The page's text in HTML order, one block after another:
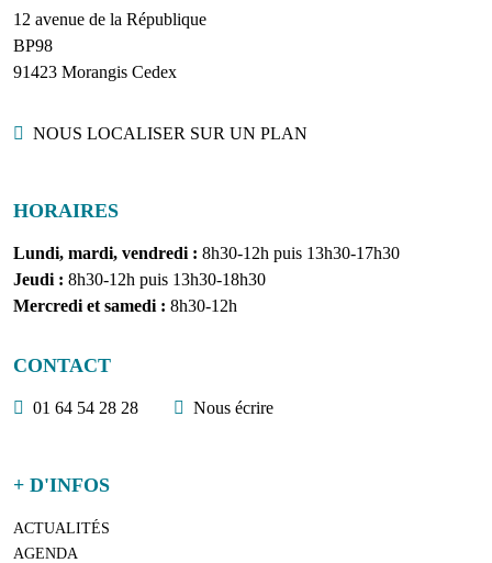
12 avenue de la République
BP98
91423 Morangis Cedex
Localisation
NOUS LOCALISER SUR UN PLAN
HORAIRES
Lundi, mardi, vendredi : 8h30-12h puis 13h30-17h30
Jeudi : 8h30-12h puis 13h30-18h30
Mercredi et samedi : 8h30-12h
CONTACT
01 64 54 28 28 Nous écrire
+ D'INFOS
ACTUALITÉS
AGENDA